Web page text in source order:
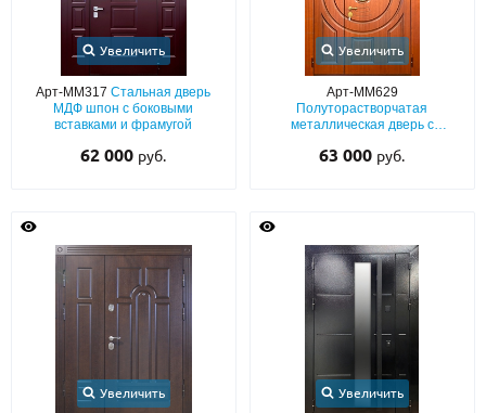
Увеличить
Арт-ММ317Стальная дверь
МДФ шпон с боковыми
вставками и фрамугой
62 000 руб.
Увеличить
Арт-ММ629
Полуторастворчатая
металлическая дверь с
фрезерованными панелями
63 000 руб.
Увеличить Увеличить